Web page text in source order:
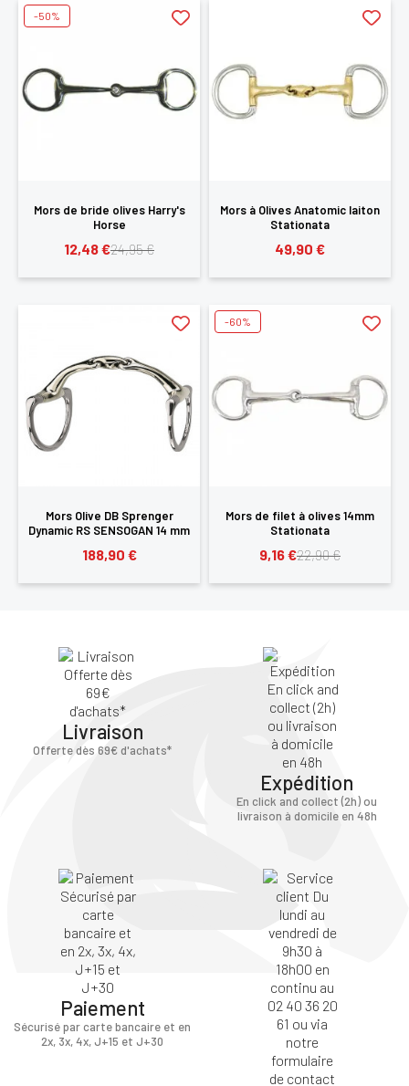
Mors de bride olives Harry's
Horse
24,95 €
12,48 €
-50%
Mors à Olives Anatomic laiton
Stationata
49,90 €
Mors Olive DB Sprenger
Dynamic RS SENSOGAN 14 mm
188,90 €
Mors de filet à olives 14mm
Stationata
22,90 €
9,16 €
-60%
Livraison
Offerte dès 69€ d'achats*
Expédition
En click and collect (2h) ou
livraison à domicile en 48h
Paiement
Sécurisé par carte bancaire et en
2x, 3x, 4x, J+15 et J+30